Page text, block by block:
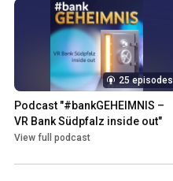
25 episodes
Podcast "#bankGEHEIMNIS –
VR Bank Südpfalz inside out"
View full podcast